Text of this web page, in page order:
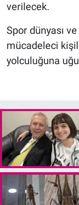
verilecek.
Spor dünyası
mücadeleci
yolculuğuna